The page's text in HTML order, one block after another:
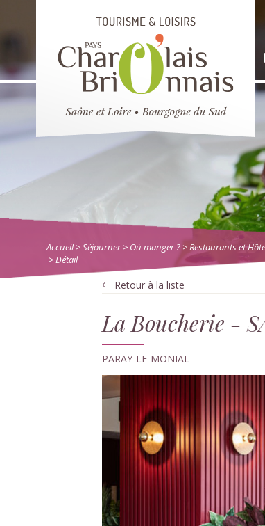
Accueil> Séjourner> Où manger ? >Restaurants et
> Détail
Retour à la liste
La Boucherie -
PARAY-LE-MONIAL